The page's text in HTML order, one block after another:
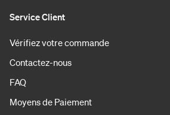
Service Client
Vérifiez votre commande
Contactez-nous
FAQ
Moyens de Paiement